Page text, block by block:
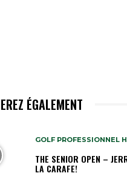
ÉGALEMENT
GOLF PROFESSIONNEL
THE SENIOR OPEN –
LA CARAFE!